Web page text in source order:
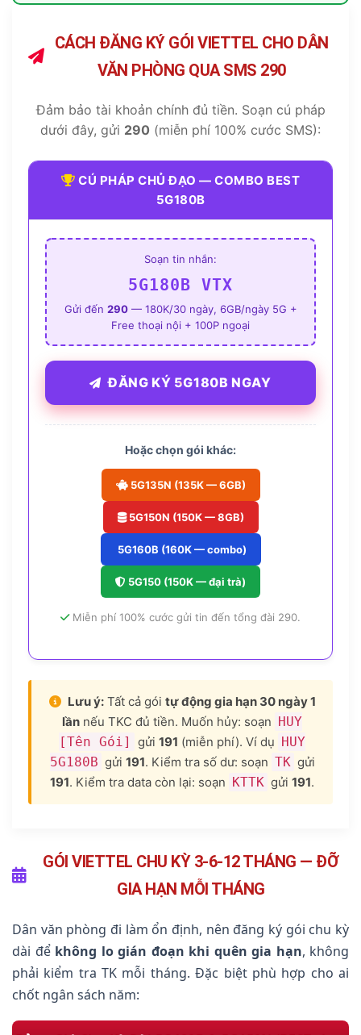
CÁCH ĐĂNG KÝ GÓI VIETTEL CHO DÂN
VĂN PHÒNG QUA SMS 290
Đảm bảo tài khoản chính đủ tiền. Soạn cú pháp
dưới đây, gửi 290 (miễn phí 100% cước SMS):
CÚ PHÁP CHỦ ĐẠO — COMBO BEST
5G180B
Soạn tin nhắn:
5G180B VTX
Gửi đến 290— 180K/30 ngày, 6GB/ngày 5G +
Free thoại nội + 100P ngoại
ĐĂNG KÝ 5G180B NGAY
Hoặc chọn gói khác:
5G135N (135K — 6GB)
5G150N (150K — 8GB)
5G160B (160K — combo)
5G150 (150K — đại trà)
Miễn phí 100% cước gửi tin đến tổng đài 290.
Lưu ý:Tất cả gói tự động gia hạn 30 ngày 1
lần nếu TKC đủ tiền. Muốn hủy: soạn HUY
[Tên Gói]
gửi 191 (miễn phí). Ví dụ HUY
5G180B gửi 191. Kiểm tra số dư: soạn TK gửi
191. Kiểm tra data còn lại: soạn KTTK gửi 191.
GÓI VIETTEL CHU KỲ 3-6-12 THÁNG — ĐỠ
GIA HẠN MỖI THÁNG
Dân văn phòng đi làm ổn định, nên đăng ký gói chu kỳ
dài để không lo gián đoạn khi quên gia hạn, không
phải kiểm tra TK mỗi tháng. Đặc biệt phù hợp cho ai
chốt ngân sách năm: